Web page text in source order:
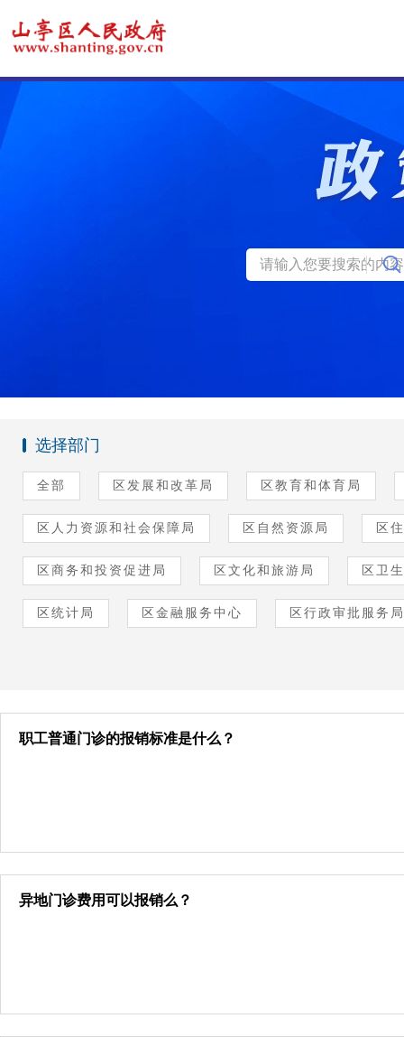
选择部门
全部 区发展和改革局 区教育和体育局
区人力资源和社会保障局 区自然资源局 区
区商务和投资促进局 区文化和旅游局 区卫
区统计局 区金融服务中心 区行政审批服务局
职工普通门诊的报销标准是什么？
异地门诊费用可以报销么？